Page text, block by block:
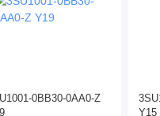
0BB30-0AA0-Z
Y15